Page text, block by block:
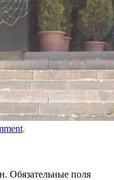
.
Обязательные поля